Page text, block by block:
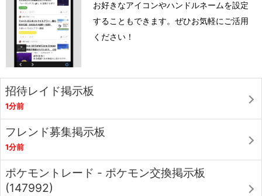
お好きなアイコンやハンドルネームを設定
することもできます。ぜひお気軽にご活用
ください！
招待レイド掲示板
1分前
フレンド募集掲示板
1分前
ポケモントレード - ポケモン交換掲示板
(147992)